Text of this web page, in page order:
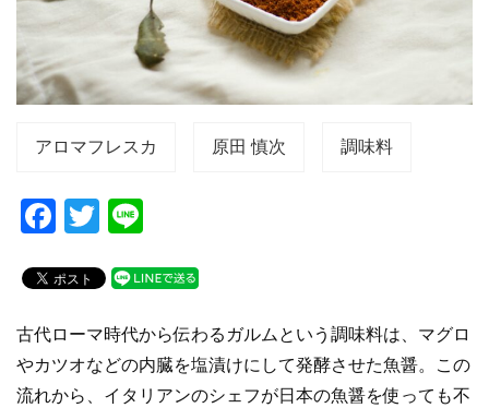
アロマフレスカ 原田 慎次 調味料
F
c
e
b
o
T
tt
er
e
古代ローマ時代から伝わるガルムという調味料は、マグロ
やカツオなどの内臓を塩漬けにして発酵させた魚醤。この
流れから、イタリアンのシェフが日本の魚醤を使っても不